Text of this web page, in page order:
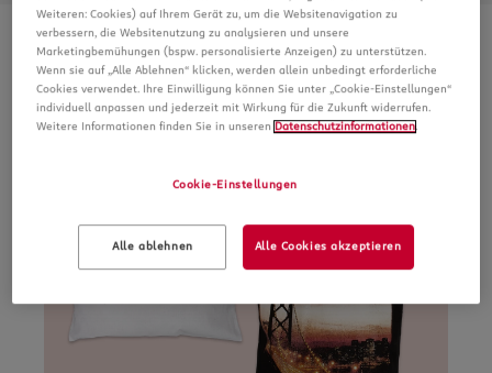
Weiteren: Cookies) auf Ihrem Gerät zu, um die Websitenavigation zu
verbessern, die Websitenutzung zu analysieren und unsere
Marketingbemühungen (bspw. personalisierte Anzeigen) zu unterstützen.
Wenn sie auf „Alle Ablehnen“ klicken, werden allein unbedingt erforderliche
Cookies verwendet. Ihre Einwilligung können Sie unter „Cookie-Einstellungen“
individuell anpassen und jederzeit mit Wirkung für die Zukunft widerrufen.
Weitere Informationen finden Sie in unseren Datenschutzinformationen
Cookie-Einstellungen
Alle ablehnen Alle Cookies akzeptieren